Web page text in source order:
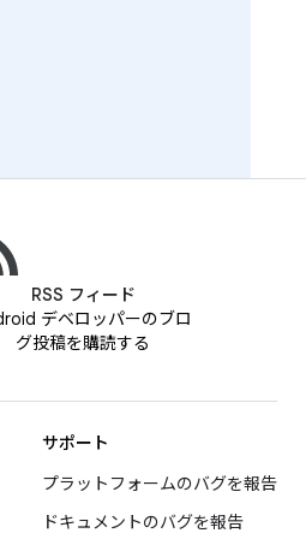
RSS フィード
デベロッパーのブロ
グ投稿を購読する
サポート
プラットフォームのバグを報告
ドキュメントのバグを報告